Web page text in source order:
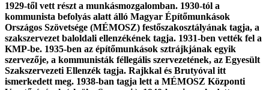
1929-től vett részt a munkásmozgalomban. 1930-tól a
kommunista befolyás alatt álló Magyar Építőmunkások
Országos Szövetsége (MÉMOSZ) festőszakosztályának tagja, a
szakszervezet baloldali ellenzékének tagja. 1931-ben vették fel a
KMP-be. 1935-ben az építőmunkások sztrájkjának egyik
szervezője, a kommunisták féllegális szervezetének, az Egyesült
Szakszervezeti Ellenzék tagja. Rajkkal és Brutyóval itt
ismerkedett meg. 1938-ban tagja lett a MÉMOSZ Központi